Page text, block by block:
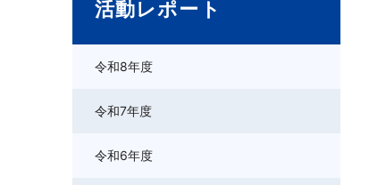
活動レポート
令和8年度
令和7年度
令和6年度